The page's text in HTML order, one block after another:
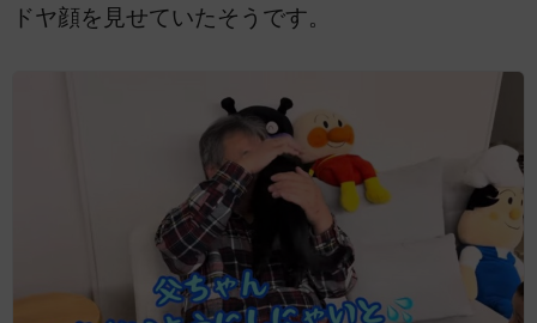
ドヤ顔を見せていたそうです。